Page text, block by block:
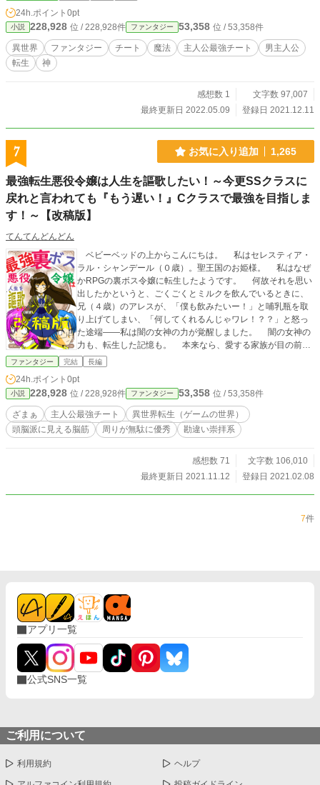
24h.ポイント 0pt
小説 228,928 位 / 228,928件 ファンタジー 53,358 位 / 53,358件
異世界 ファンタジー チート 魔法 主人公最強チート
男主人公
転生
神
感想数 1
文字数 97,007
最終更新日 2022.05.09
登録日 2021.12.11
7 お気に入り追加 1,265
最強転生悪役令嬢は人生を謳歌したい！～今更SSクラスに
戻れと言われても『もう遅い！』Cクラスで最強を目指しま
す！～【改稿版】
てんてんどんどん
ベビーベッドの上からこんにちは。 私はセレスティア・
ラル・シャンデール（０歳）。聖王国のお姫様。 私はなぜ
かRPGの裏ボス令嬢に転生したようです。 何故それを思い
出したかというと、ごくごくとミルクを飲んでいるときに、
兄（４歳）のアレスが、「僕も飲みたいー！」と哺乳瓶を取
り上げてしまい、「何してくれるんじゃワレ！？？」と怒っ
た途端――私は闇の女神の力が覚醒しました。 闇の女神の
力も、転生した記憶も。 本来なら、愛する家族が目の前で
魔族に惨殺され、愛した国民たちが目の前で魔族に食われて
覚める力を、私はミルクを取られた途端に目覚めさせてしま
ったのです。 とりあえず、０歳は何も出来なくて暇なので
ちょっと魔王を倒して来ようと思います。デコピンで。 －－
これは最強裏ボスに転生した脳筋主人公が最弱クラスで最強
を目指す勘違いTueee物語－－ ※最強裏ボス転生令嬢は友情
えています） ※２７話あたりからが新規です ※作中で主人公
最強、たぶん神様も敵わない（でも陰キャ） ※超ご都合主
の。 ※副題が完結した時点で物語は終了します。俺たちの戦
ファンタジー 完結 長編
24h.ポイント 0pt
小説 228,928 位 / 228,928件 ファンタジー 53,358 位 / 53,358件
ざまぁ 主人公最強チート
異世界転生（ゲームの世界）
頭脳派に見える脳筋
周りが無駄に優秀 勘違い崇拝系
感想数 71
文字数 106,010
最終更新日 2021.11.12
登録日 2021.02.08
7件
アプリ一覧
公式SNS一覧
ご利用について
利用規約 ヘルプ